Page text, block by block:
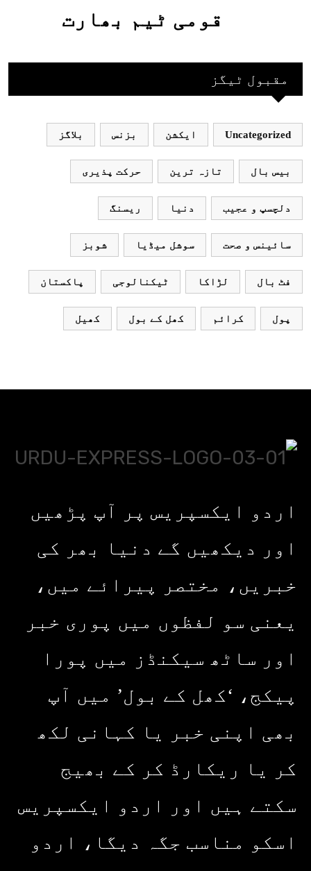
قومی ٹیم بھارت
بھارتی ٹیم پاکستانمقبول ٹیگز
Uncategorized ایکشن بزنس بلاگز
بیس بال تازہ ترین حرکت پذیری
دلچسپ و عجیب دنیا ریسنگ
سائینس و صحت سوشل میڈیا شوبز
فٹ بال لڑاکا ٹیکنالوجی پاکستان
پول کرائم کھل کے بول کھیل
اردو ایکسپریس پر آپ پڑھیں
اور دیکھیں گے دنیا بھر کی
خبریں، مختصر پیرائے میں،
یعنی سو لفظوں میں پوری خبر
اور ساٹھ سیکنڈز میں پورا
پیکج، ‘کھل کے بول’ میں آپ
بھی اپنی خبر یا کہانی لکھ
کر یا ریکارڈ کر کے بھیج
سکتے ہیں اور اردو ایکسپریس
اسکو مناسب جگہ دیگا، اردو